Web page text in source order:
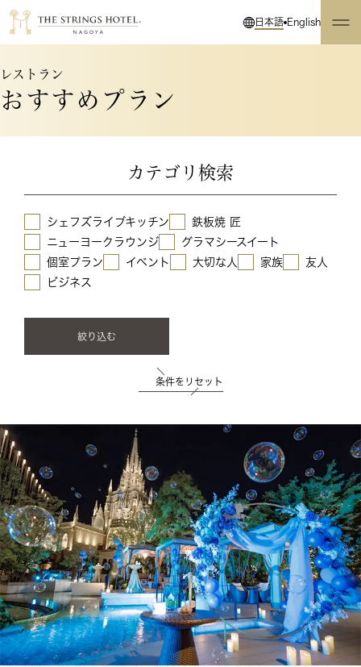
日本語 English
レストラン
おすすめプラン
カテゴリ検索
シェフズライブキッチン
鉄板焼 匠
ニューヨークラウンジ
グラマシースイート
個室プラン
イベント 大切な人 家族
友人
ビジネス
絞り込む
条件をリセット